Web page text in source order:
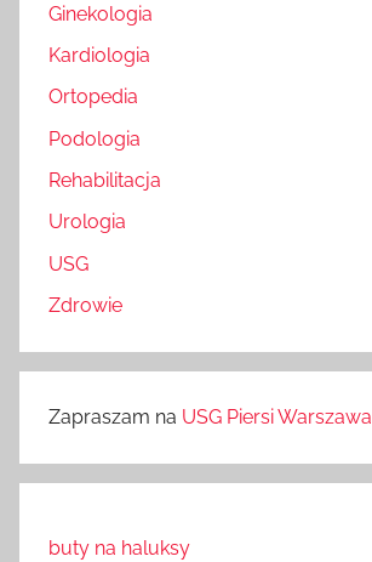
Ginekologia
Kardiologia
Ortopedia
Podologia
Rehabilitacja
Urologia
USG
Zdrowie
Zapraszam na USG Piersi Warszawa
buty na haluksy